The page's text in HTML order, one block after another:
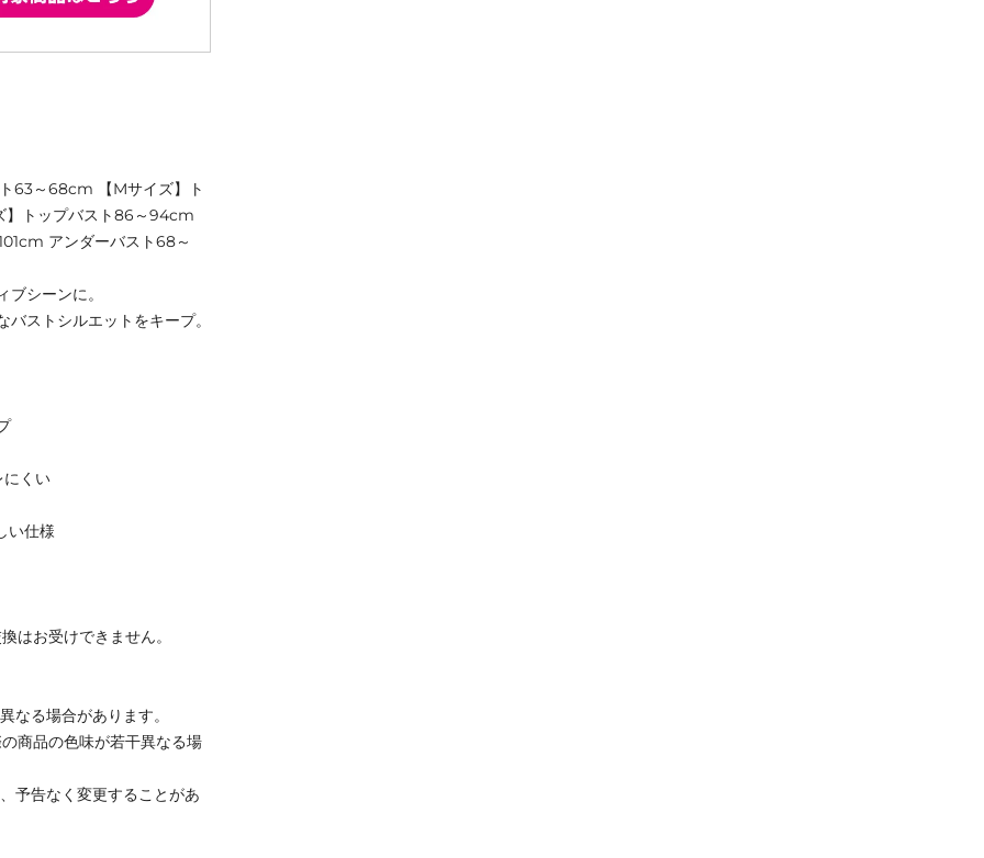
63～68cm 【Mサイズ】ト
】トップバスト86～94cm
アンダーバスト68～
シーンに。
ストシルエットをキープ。
にくい
い仕様
はお受けできません。
なる場合があります。
商品の色味が若干異なる場
予告なく変更することがあ